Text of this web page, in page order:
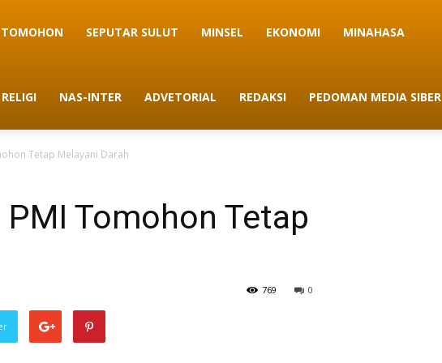
TOMOHON SEPUTAR SULUT MINSEL EKONOMI MINAHASA
RELIGI NAS-INTER ADVETORIAL REDAKSI PEDOMAN MEDIA SIBER
Tetap Melayani Darah
Tomohon Tetap
0
769